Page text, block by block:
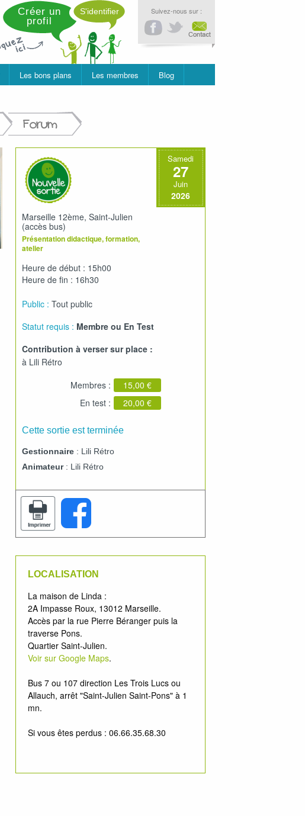
Créer un
profil
S'identifier Suivez-nous sur :
Les bons plans Les membres Blog
Forum
Samedi
27
Juin
2026
Marseille 12ème, Saint-Julien
(accès bus)
Présentation didactique, formation,
atelier
Heure de début : 15h00
Heure de fin : 16h30
Public : Tout public
Statut requis : Membre ou En Test
Contribution à verser sur place :
à Lili Rétro
Membres :
15,00 €
En test :
20,00 €
Cette sortie est terminée
Gestionnaire : Lili Rétro
Animateur: Lili Rétro
LOCALISATION
La maison de Linda :
2A Impasse Roux, 13012 Marseille.
Accès par la rue Pierre Béranger puis la
traverse Pons.
Quartier Saint-Julien.
Voir sur Google Maps.
Bus 7 ou 107 direction Les Trois Lucs ou
Allauch, arrêt "Saint-Julien Saint-Pons" à 1
mn.
Si vous êtes perdus : 06.66.35.68.30